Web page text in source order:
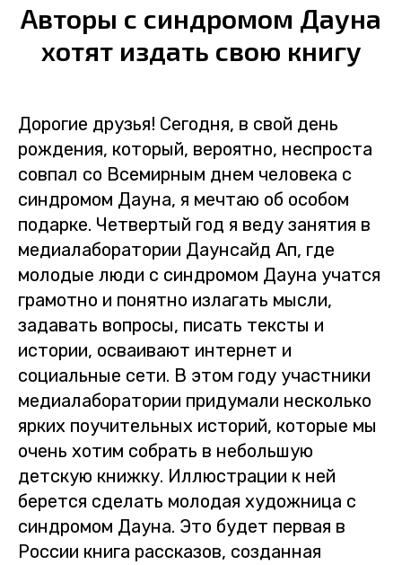
Авторы с синдромом Дауна
хотят издать свою книгу
Дорогие друзья! Сегодня, в свой день
рождения, который, вероятно, неспроста
совпал со Всемирным днем человека с
синдромом Дауна, я мечтаю об особом
подарке. Четвертый год я веду занятия в
медиалаборатории Даунсайд Ап, где
молодые люди с синдромом Дауна учатся
грамотно и понятно излагать мысли,
задавать вопросы, писать тексты и
истории, осваивают интернет и
социальные сети. В этом году участники
медиалаборатории придумали несколько
ярких поучительных историй, которые мы
очень хотим собрать в небольшую
детскую книжку. Иллюстрации к ней
берется сделать молодая художница с
синдромом Дауна. Это будет первая в
России книга рассказов, созданная